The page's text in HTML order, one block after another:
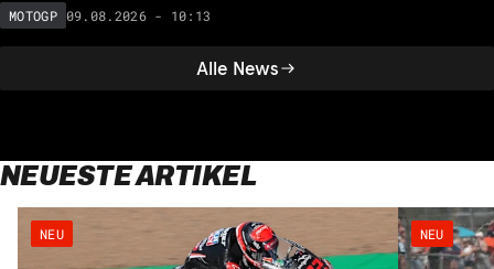
Alle News
MOTOGP 09.08.2026 - 10:13
NEUESTE ARTIKEL
NEU NEU